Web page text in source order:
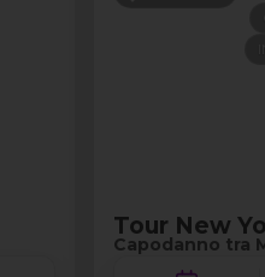
Tour New
Capodanno tra
Central Park